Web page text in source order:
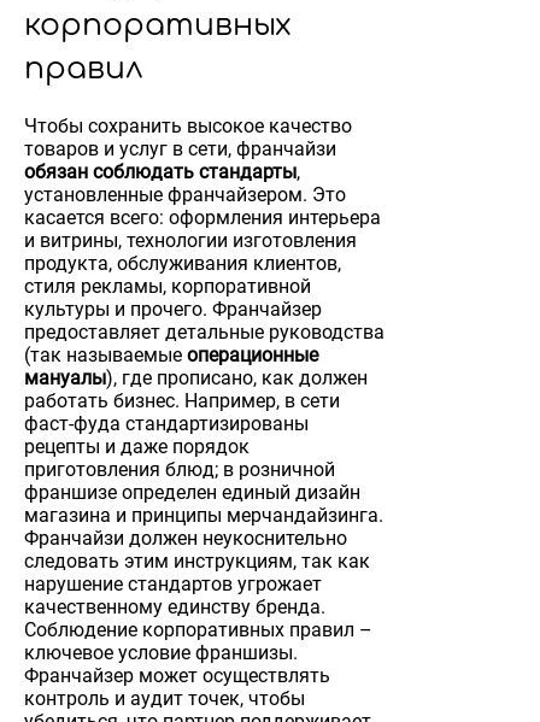
корпоративных
правил
Чтобы сохранить высокое качество
товаров и услуг в сети, франчайзи
обязан соблюдать стандарты,
установленные франчайзером. Это
касается всего: оформления интерьера
и витрины, технологии изготовления
продукта, обслуживания клиентов,
стиля рекламы, корпоративной
культуры и прочего. Франчайзер
предоставляет детальные руководства
(так называемые операционные
мануалы), где прописано, как должен
работать бизнес. Например, в сети
фаст-фуда стандартизированы
рецепты и даже порядок
приготовления блюд; в розничной
франшизе определен единый дизайн
магазина и принципы мерчандайзинга.
Франчайзи должен неукоснительно
следовать этим инструкциям, так как
нарушение стандартов угрожает
качественному единству бренда.
Соблюдение корпоративных правил –
ключевое условие франшизы.
Франчайзер может осуществлять
контроль и аудит точек, чтобы